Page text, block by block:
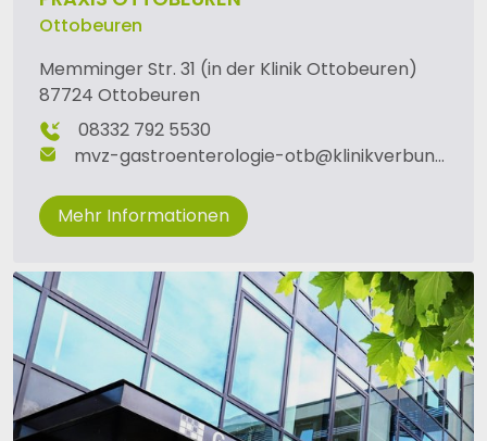
Ottobeuren
Memminger Str. 31 (in der Klinik Ottobeuren)
87724 Ottobeuren
08332 792 5530
mvz-gastroenterologie-otb@klinikverbund-allgaeu
Mehr Informationen